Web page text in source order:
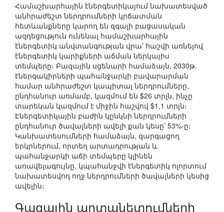
Համաշխարհային էներգետիկայում նախատեսված
անհրաժեշտ ներդրումների կրճատման
հետևանքները կարող են զգալի բացասական
ազդեցություն ունենալ համաշխարհային
էներգետիկ անվտանգության վրա՝ հաշվի առնելով
էներգետիկ կարիքների աճման ներկայիս
տեմպերը։ Բազային սցենարի համաձայն, 2030թ.
էներգակիրների պահանջարկի բավարարման
համար անհրաժեշտ կապիտալ ներդրումները,
ընդհանուր առմամբ, կազմում են $26 տրլն, ինչը
տարեկան կազմում է միջին հաշվով $1,1 տրլն։
Էներգետիկային բաժին կընկնի ներդրումների
ընդհանուր ծավալների ավելի քան կեսը՝ 53%-ը։
Կանխատեսումների համաձայն, զարգացող
երկրներում, որտեղ արտադրության և
պահանջարկի աճի տեմպերը կլինեն
առավելագույնը, կպահանջվի էներգետիկ ոլորտում
նախատեսվող ողջ ներդրումների ծավալների կեսից
ավելին։
Գազային արտանետումների